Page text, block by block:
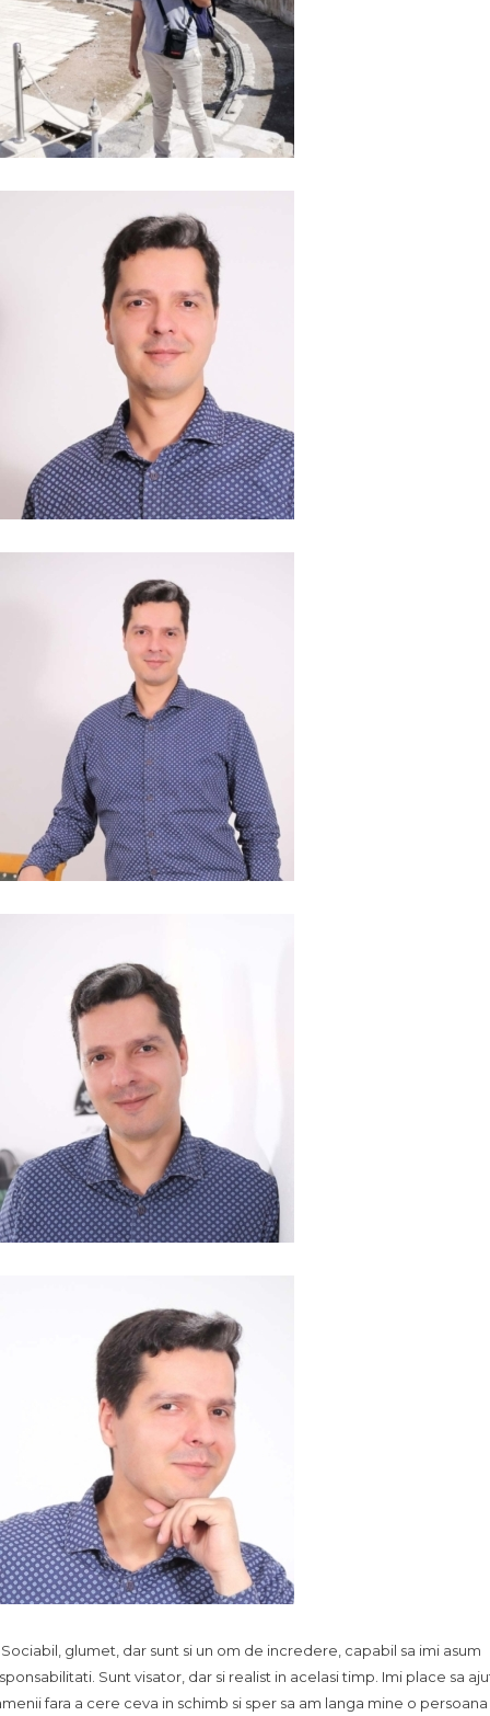
Sociabil, glumet, dar sunt si un om de incredere, capabil sa imi asum
Sunt visator, dar si realist in acelasi timp. Imi place sa
fara a cere ceva in schimb si sper sa am langa mine o persoana